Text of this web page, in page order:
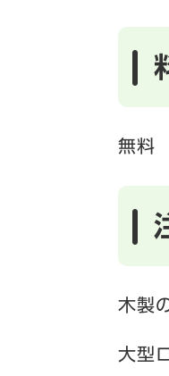
無料
木製
大型